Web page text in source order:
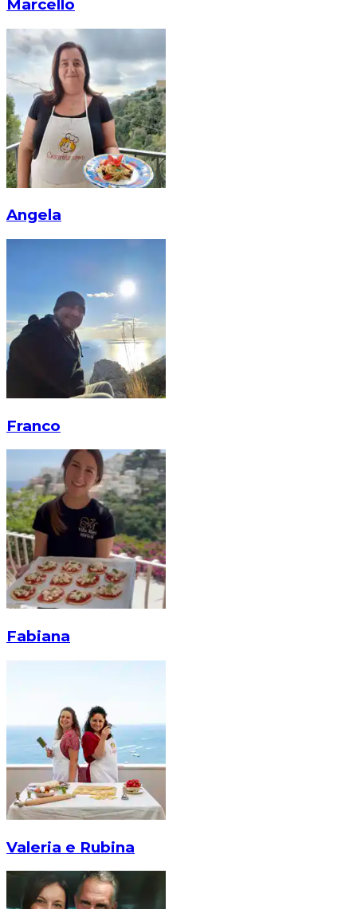
Marcello
Angela
Franco
Fabiana
Valeria e Rubina